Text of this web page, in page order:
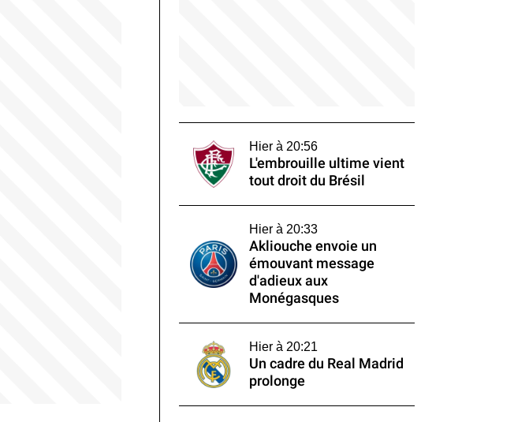
Hier à 20:56
L'embrouille ultime vient
tout droit du Brésil
Hier à 20:33
Akliouche envoie un
émouvant message
d'adieux aux
Monégasques
Hier à 20:21
Un cadre du Real Madrid
prolonge